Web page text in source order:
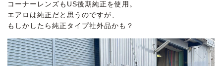
コーナーレンズもUS後期純正を使用。
エアロは純正だと思うのですが、
もしかしたら純正タイプ社外品かも？